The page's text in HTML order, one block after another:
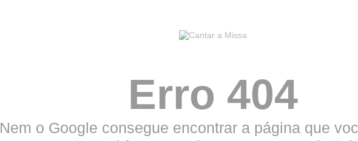
Erro 404
Nem o Google consegue encontrar a página que